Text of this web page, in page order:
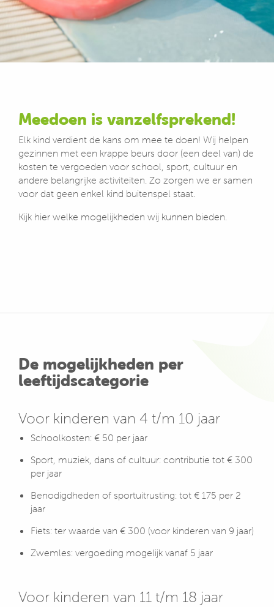
Meedoen is vanzelfsprekend!
Elk kind verdient de kans om mee te doen! Wij helpen
gezinnen met een krappe beurs door (een deel van) de
kosten te vergoeden voor school, sport, cultuur en
andere belangrijke activiteiten. Zo zorgen we er samen
voor dat geen enkel kind buitenspel staat.
Kijk hier welke mogelijkheden wij kunnen bieden.
De mogelijkheden per
leeftijdscategorie
Voor kinderen van 4 t/m 10 jaar
Schoolkosten: € 50 per jaar
Sport, muziek, dans of cultuur: contributie tot € 300
per jaar
Benodigdheden of sportuitrusting: tot € 175 per 2
jaar
Fiets: ter waarde van € 300 (voor kinderen van 9 jaar)
Zwemles: vergoeding mogelijk vanaf 5 jaar
Voor kinderen van 11 t/m 18 jaar